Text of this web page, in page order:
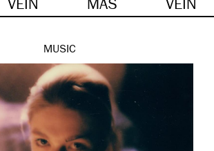
VEIN MÁS VEIN
MUSIC